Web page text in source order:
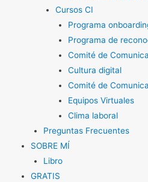
Cursos CI
Programa
Programa de
Comité de
Cultura digital
Comité de
Equipos Virtuales
Clima laboral
Preguntas Frecuentes
SOBRE MÍ
Libro
GRATIS